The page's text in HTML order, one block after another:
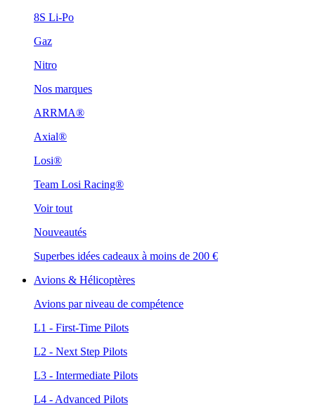
8S Li-Po
Gaz
Nitro
Nos marques
ARRMA®
Axial®
Losi®
Team Losi Racing®
Voir tout
Nouveautés
Superbes idées cadeaux à moins de 200 €
Avions & Hélicoptères
Avions par niveau de compétence
L1 - First-Time Pilots
L2 - Next Step Pilots
L3 - Intermediate Pilots
L4 - Advanced Pilots